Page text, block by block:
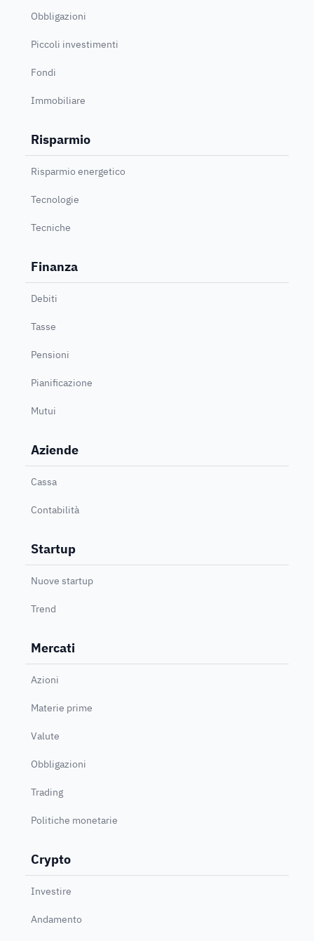
Obbligazioni
Piccoli investimenti
Fondi
Immobiliare
Risparmio
Risparmio energetico
Tecnologie
Tecniche
Finanza
Debiti
Tasse
Pensioni
Pianificazione
Mutui
Aziende
Cassa
Contabilità
Startup
Nuove startup
Trend
Mercati
Azioni
Materie prime
Valute
Obbligazioni
Trading
Politiche monetarie
Crypto
Investire
Andamento